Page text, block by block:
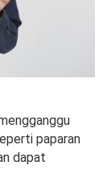
paparan
dapat